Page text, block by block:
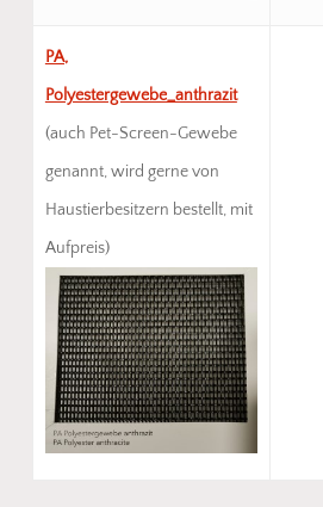
PA,
Polyestergewebe_anthrazit
(auch Pet-Screen-Gewebe
genannt, wird gerne von
Haustierbesitzern bestellt, mit
Aufpreis)